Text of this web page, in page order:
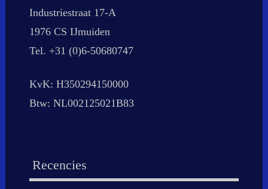
Industriestraat 17-A
1976 CS IJmuiden
Tel. +31 (0)6-50680747
KvK: H350294150000
Btw: NL002125021B83
Recencies